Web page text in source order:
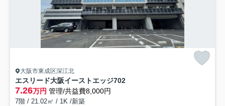
大阪市東成区深江北
エスリード大阪イーストエッジ702
7.26万円 管理/共益費8,000円
7階 / 21.02㎡ / 1K /新築